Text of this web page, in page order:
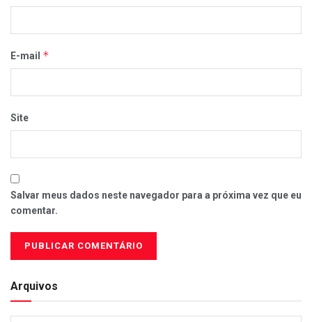
E-mail *
Site
Salvar meus dados neste navegador para a próxima vez que eu
comentar.
Arquivos